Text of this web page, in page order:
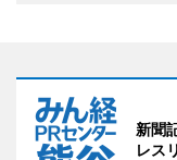
新聞
レス